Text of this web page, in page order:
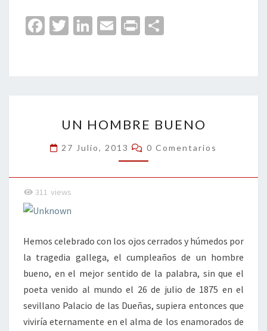
Fa
o
o
T
er
Li
dI
n
E
l
Pr
p
ar
tir
HOMBRE
BUENO
UN HOMBRE BUENO
27 Julio, 2013 Comentarios
0 Comentarios
311 views
Hemos celebrado con los ojos cerrados y húmedos por
la tragedia gallega, el cumpleaños de un hombre
bueno, en el mejor sentido de la palabra, sin que el
poeta venido al mundo el 26 de julio de 1875 en el
sevillano Palacio de las Dueñas, supiera entonces que
viviría eternamente en el alma de los enamorados de